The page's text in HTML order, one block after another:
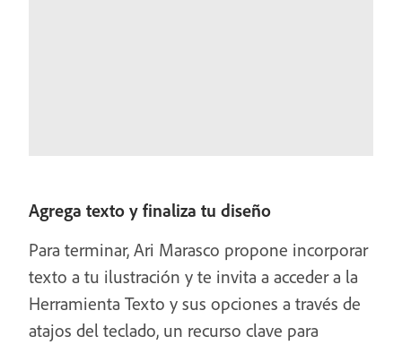
Agrega texto y finaliza tu diseño
Para terminar, Ari Marasco propone incorporar
texto a tu ilustración y te invita a acceder a la
Herramienta Texto y sus opciones a través de
atajos del teclado, un recurso clave para